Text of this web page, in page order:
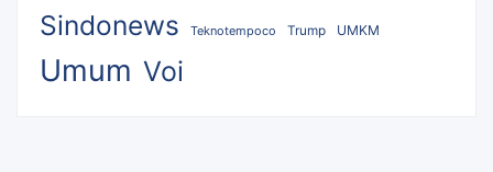
Sindonews Teknotempoco Trump UMKM
Umum Voi